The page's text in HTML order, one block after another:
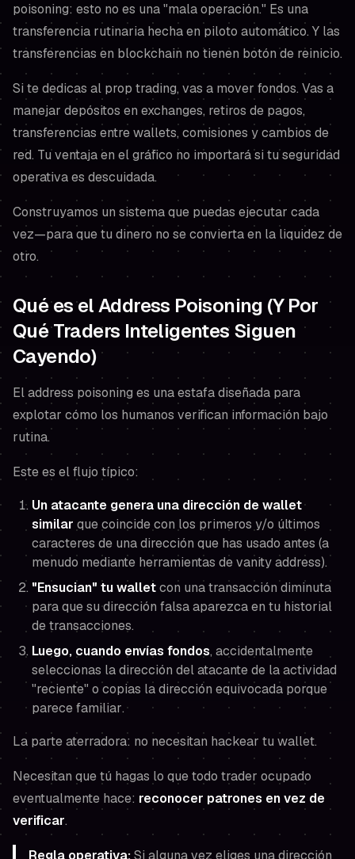
poisoning: esto no es una "mala operación." Es una
transferencia rutinaria hecha en piloto automático. Y las
transferencias en blockchain no tienen botón de reinicio.
Si te dedicas al prop trading, vas a mover fondos. Vas a
manejar depósitos en exchanges, retiros de pagos,
transferencias entre wallets, comisiones y cambios de
red. Tu ventaja en el gráfico no importará si tuseguridad
operativaes descuidada.
Construyamos un sistema que puedas ejecutar cada
vez—para que tu dinero no se convierta en la liquidez de
otro.
Qué es el Address Poisoning (Y Por
Qué Traders Inteligentes Siguen
Cayendo)
El address poisoning es una estafa diseñada para
explotar cómo los humanos verifican información bajo
rutina.
Este es el flujo típico:
Un atacante genera una dirección de wallet
similar que coincide con los primeros y/o últimos
caracteres de una dirección que has usado antes (a
menudo mediante herramientas de vanity address).
"Ensucian" tu walletcon una transacción diminuta
para que su dirección falsa aparezca en tu historial
de transacciones.
Luego, cuando envías fondos, accidentalmente
seleccionas la dirección del atacante de la actividad
"reciente" o copias la dirección equivocada porque
parece familiar.
La parte aterradora: no necesitan hackear tu wallet.
Necesitan quetú hagas lo que todo trader ocupado
eventualmente hace: reconocer patrones en vez de
verificar.
Regla operativa:Si alguna vez eliges una dirección